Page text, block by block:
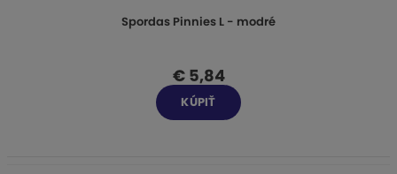
Spordas Pinnies L - modré
€ 5,84
KÚPIŤ